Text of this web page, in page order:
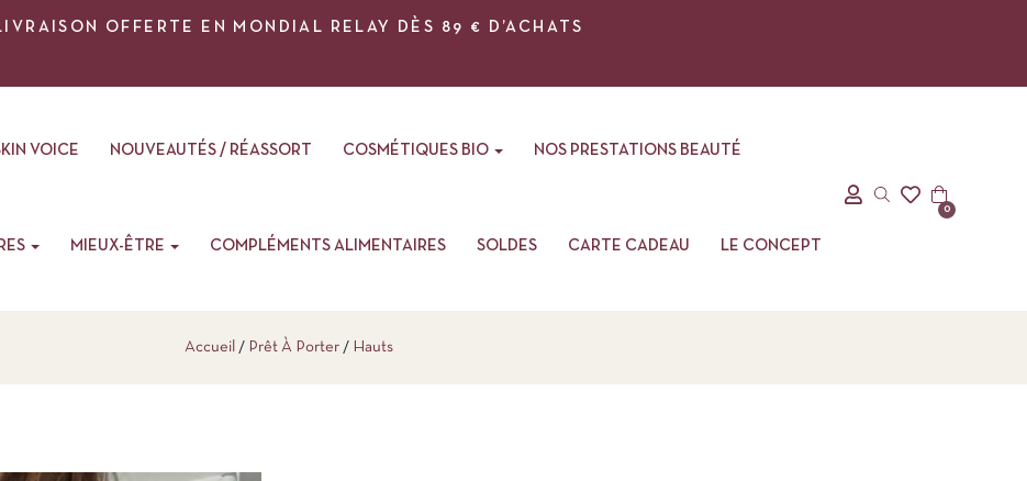
OFFERTE EN MONDIAL RELAY DÈS 89 € D’ACHATS
VOICE NOUVEAUTÉS / RÉASSORT COSMÉTIQUES BIO NOS PRESTATIONS BEAUTÉ
MIEUX-ÊTRE COMPLÉMENTS ALIMENTAIRES SOLDES CARTE CADEAU LE CONCEPT
0
Accueil Prêt À Porter Hauts